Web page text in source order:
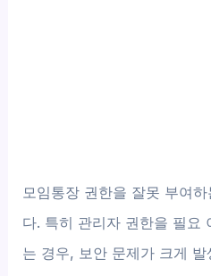
모임통장 권한을 잘못 부여
다. 특히 관리자 권한을 필요
는 경우, 보안 문제가 크게